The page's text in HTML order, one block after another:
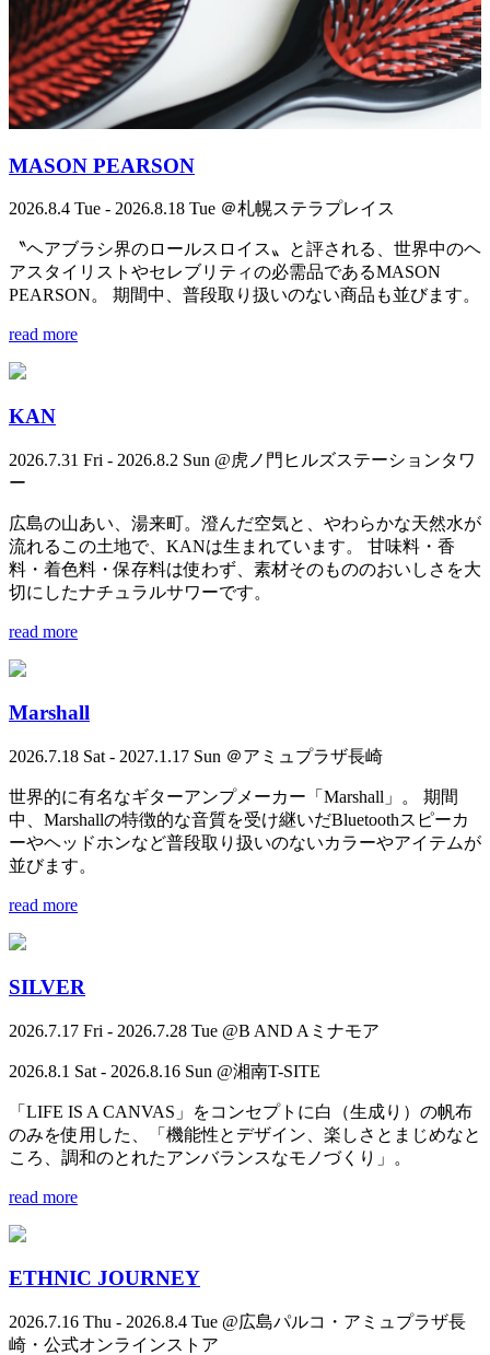
MASON PEARSON
2026.8.4 Tue - 2026.8.18 Tue ＠札幌ステラプレイス
〝ヘアブラシ界のロールスロイス〟と評される、世界中のヘ
アスタイリストやセレブリティの必需品であるMASON
PEARSON。 期間中、普段取り扱いのない商品も並びます。
read more
KAN
2026.7.31 Fri - 2026.8.2 Sun @虎ノ門ヒルズステーションタワ
ー
広島の山あい、湯来町。澄んだ空気と、やわらかな天然水が
流れるこの土地で、KANは生まれています。 甘味料・香
料・着色料・保存料は使わず、素材そのもののおいしさを大
切にしたナチュラルサワーです。
read more
Marshall
2026.7.18 Sat - 2027.1.17 Sun ＠アミュプラザ長崎
世界的に有名なギターアンプメーカー「Marshall」。 期間
中、Marshallの特徴的な音質を受け継いだBluetoothスピーカ
ーやヘッドホンなど普段取り扱いのないカラーやアイテムが
並びます。
read more
SILVER
2026.7.17 Fri - 2026.7.28 Tue @B AND Aミナモア
2026.8.1 Sat - 2026.8.16 Sun @湘南T-SITE
「LIFE IS A CANVAS」をコンセプトに白（生成り）の帆布
のみを使用した、「機能性とデザイン、楽しさとまじめなと
ころ、調和のとれたアンバランスなモノづくり」。
read more
ETHNIC JOURNEY
2026.7.16 Thu - 2026.8.4 Tue @広島パルコ・アミュプラザ長
崎・公式オンラインストア